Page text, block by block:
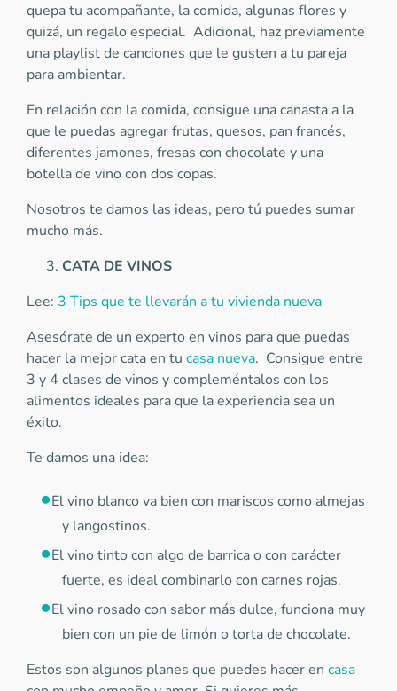
quepa tu acompañante, la comida, algunas flores y
quizá, un regalo especial. Adicional, haz previamente
una playlist de canciones que le gusten a tu pareja
para ambientar.
En relación con la comida, consigue una canasta a la
que le puedas agregar frutas, quesos, pan francés,
diferentes jamones, fresas con chocolate y una
botella de vino con dos copas.
Nosotros te damos las ideas, pero tú puedes sumar
mucho más.
CATA DE VINOS
Lee: 3 Tips que te llevarán a tu vivienda nueva
Asesórate de un experto en vinos para que puedas
hacer la mejor cata en tu casa nueva. Consigue entre
3 y 4 clases de vinos y compleméntalos con los
alimentos ideales para que la experiencia sea un
éxito.
Te damos una idea:
El vino blanco va bien con mariscos como almejas
y langostinos.
El vino tinto con algo de barrica o con carácter
fuerte, es ideal combinarlo con carnes rojas.
El vino rosado con sabor más dulce, funciona muy
bien con un pie de limón o torta de chocolate.
Estos son algunos planes que puedes hacer en casa